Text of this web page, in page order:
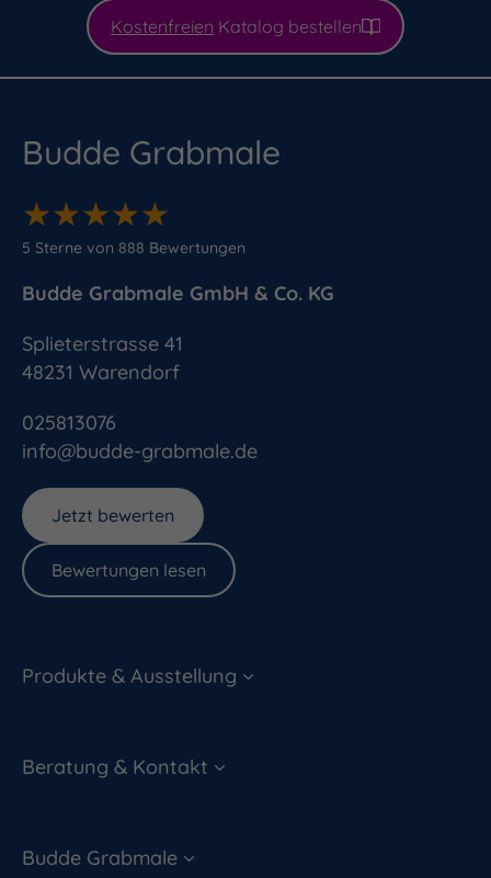
Kostenfreien Katalog bestellen
Budde Grabmale
★★★★★
★★★★★
5 Sterne von 888 Bewertungen
Budde Grabmale GmbH & Co. KG
info@budde-grabmale.de
025813076
Splieterstrasse 41
48231 Warendorf
Jetzt bewerten
Bewertungen lesen
Produkte & Ausstellung
Beratung & Kontakt
Budde Grabmale